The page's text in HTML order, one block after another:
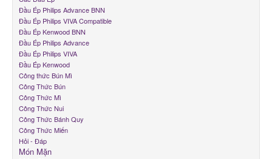
Liên Hệ
Instant Pot
Bánh Các Loại
Đầu Ép Philips Advance BNN
Đầu Ép Philips VIVA Compatible
Đầu Ép Kenwood BNN
Đầu Ép Philips Advance
Đầu Ép Philips VIVA
Đầu Ép Kenwood
Công thức Bún Mì
Công Thức Bún
Công Thức Mì
Công Thức Nui
Công Thức Bánh Quy
Công Thức Miến
Hỏi - Đáp
Món Mặn